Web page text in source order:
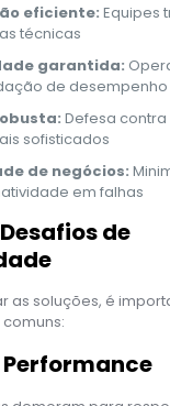
eficiente: Equipes
técnicas
garantida:
de desempenho
Defesa
sofisticados
de negócios:
em falhas
de
as soluções, é